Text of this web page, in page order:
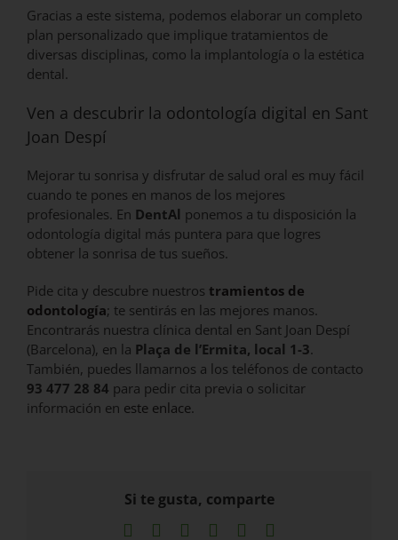
Gracias a este sistema, podemos elaborar un completo
plan personalizado que implique tratamientos de
diversas disciplinas, como la implantología o la estética
dental.
Ven a descubrir la odontología digital en Sant
Joan Despí
Mejorar tu sonrisa y disfrutar de salud oral es muy fácil
cuando te pones en manos de los mejores
profesionales. En DentAl ponemos a tu disposición la
odontología digital más puntera para que logres
obtener la sonrisa de tus sueños.
Pide cita y descubre nuestros tramientos de
odontología; te sentirás en las mejores manos.
Encontrarás nuestra clínica dental en Sant Joan Despí
(Barcelona), en la Plaça de l’Ermita, local 1-3.
También, puedes llamarnos a los teléfonos de contacto
93 477 28 84 para pedir cita previa o solicitar
información en este enlace.
Si te gusta, comparte
Facebook LinkedInWhatsApp
Pinterest